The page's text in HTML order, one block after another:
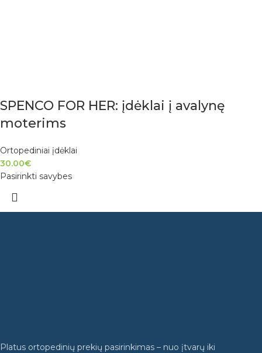
SPENCO FOR HER: įdėklai į avalynę
moterims
Ortopediniai įdėklai
30.00€
Pasirinkti savybes
Platus ortopedinių prekių pasirinkimas – nuo įtvarų iki